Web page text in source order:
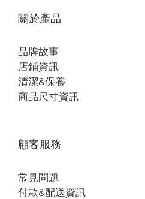
關於產品
品牌故事
店鋪資訊
清潔&保養
商品尺寸資訊
顧客服務
常見問題
付款&配送資訊